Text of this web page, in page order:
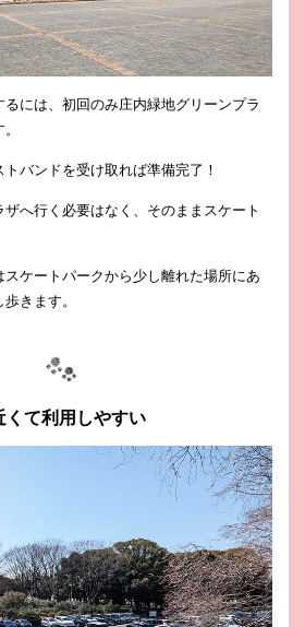
には、初回のみ庄内緑地グリーンプラ
バンドを受け取れば準備完了！
へ行く必要はなく、そのままスケート
ケートパークから少し離れた場所にあ
きます。
くて利用しやすい